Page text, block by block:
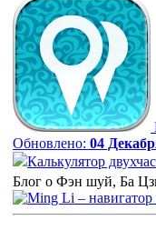
Обновлено: 04
Калькулятор
Блог о Фэн шуй, Ба